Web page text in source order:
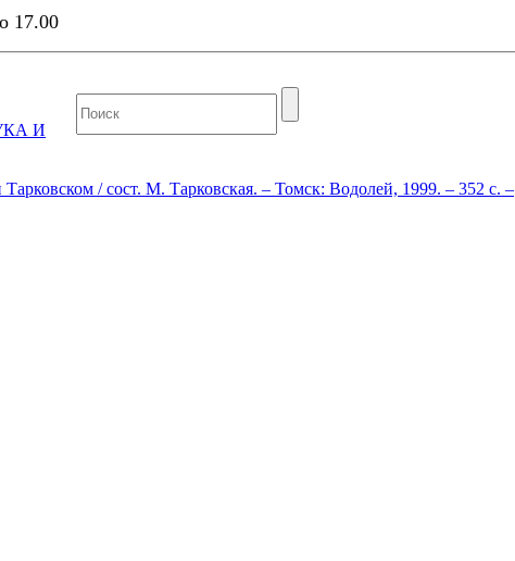
17.00
И
/ сост. М. Тарковская. – Томск: Водолей, 1999. – 352 с. –